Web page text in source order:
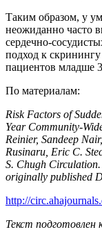
Таким образом, у
неожиданно часто
сердечно-
подход к
пациентов младше
По материалам:
Risk Factors of
Year Community-
Reinier, Sandeep
Rusinaru, Eric C.
S. Chugh
originally published
http://
Текст